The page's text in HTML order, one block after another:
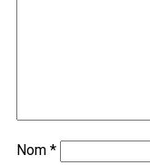
Nom *